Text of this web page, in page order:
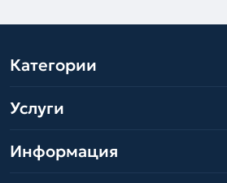
Категории
Услуги
Информация